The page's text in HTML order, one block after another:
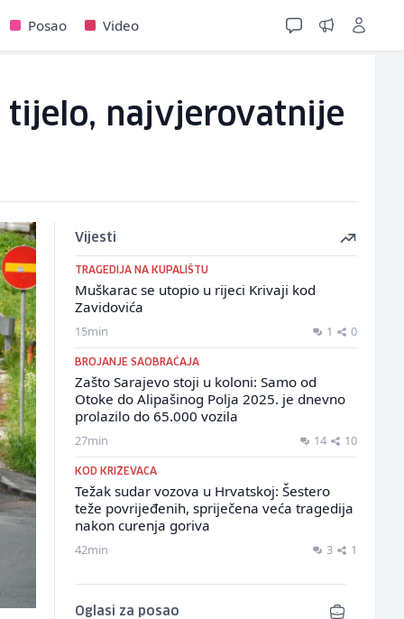
Posao Video
tijelo, najvjerovatnije
Vijesti
TRAGEDIJA NA KUPALIŠTU
Muškarac se utopio u rijeci Krivaji kod
Zavidovića
15min 1 0
BROJANJE SAOBRAĆAJA
Zašto Sarajevo stoji u koloni: Samo od
Otoke do Alipašinog Polja 2025. je dnevno
prolazilo do 65.000 vozila
27min 14 10
KOD KRIŽEVACA
Težak sudar vozova u Hrvatskoj: Šestero
teže povrijeđenih, spriječena veća tragedija
nakon curenja goriva
42min 3 1
Oglasi za posao